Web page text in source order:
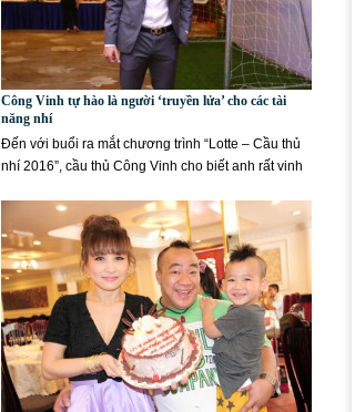
Công Vinh tự hào là người ‘truyền lửa’ cho các tài
năng nhí
Đến với buổi ra mắt chương trình “Lotte – Cầu thủ
nhí 2016”, cầu thủ Công Vinh cho biết anh rất vinh